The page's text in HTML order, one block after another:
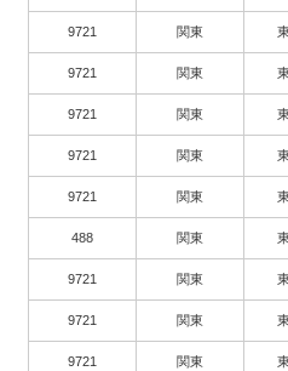
9721 関東
9721 関東
9721 関東
9721 関東
9721 関東
488 関東
9721 関東
9721 関東
9721 関東